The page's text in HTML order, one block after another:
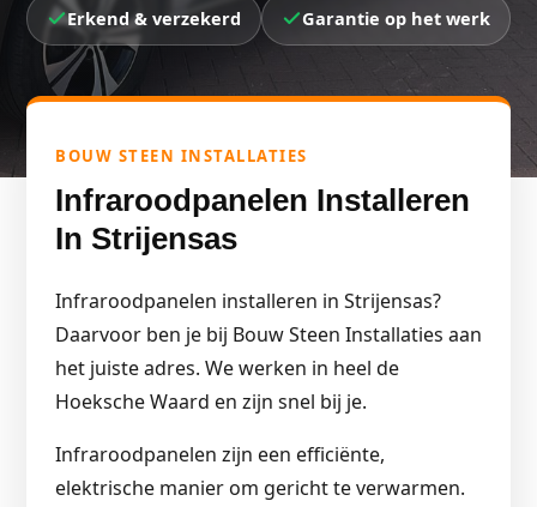
Erkend & verzekerd Garantie op het werk
BOUW STEEN INSTALLATIES
Infraroodpanelen Installeren
In Strijensas
Infraroodpanelen installeren in Strijensas?
Daarvoor ben je bij Bouw Steen Installaties aan
het juiste adres. We werken in heel de
Hoeksche Waard en zijn snel bij je.
Infraroodpanelen zijn een efficiënte,
elektrische manier om gericht te verwarmen.